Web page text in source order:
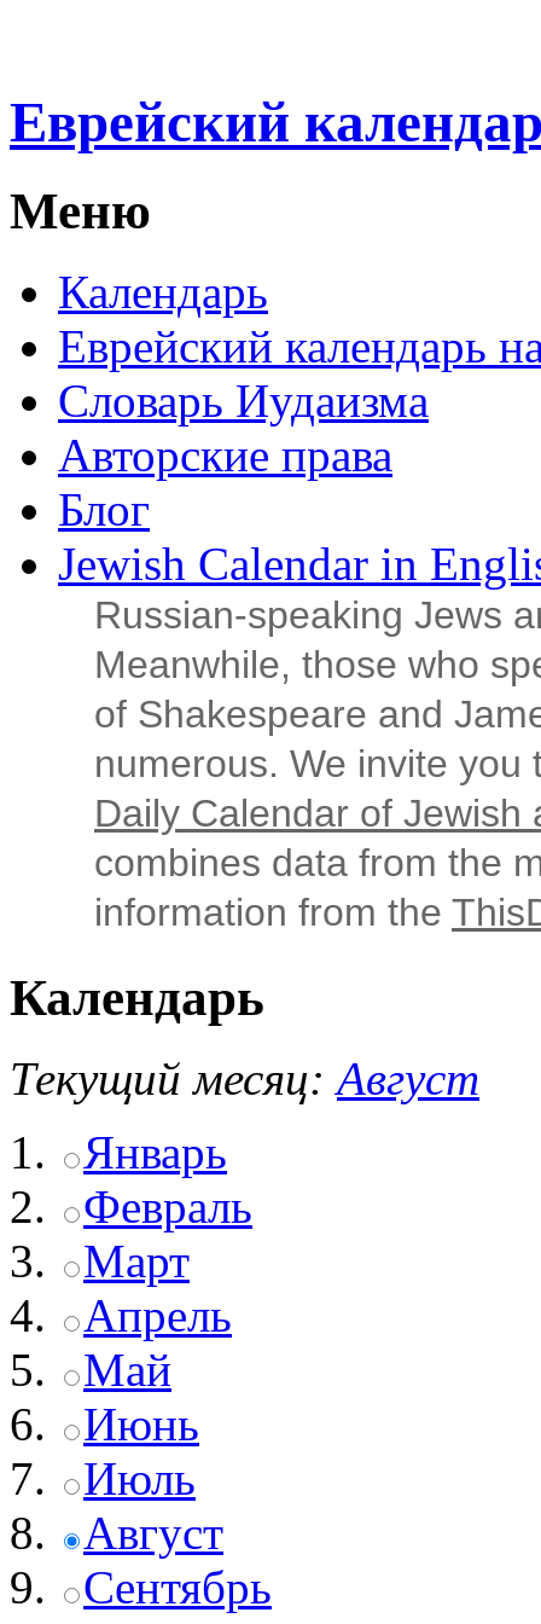
Еврейский
Меню
Календарь
Еврейский календарь
Словарь Иудаизма
Авторские права
Блог
Jewish Calendar in
Russian‑speaking Jews
Meanwhile, those who
of Shakespeare and
numerous. We invite
Daily Calendar of Jewish
combines data from the
information from the
Календарь
Текущий месяц: Август
Январь
Февраль
Март
Апрель
Май
Июнь
Июль
Август
Сентябрь